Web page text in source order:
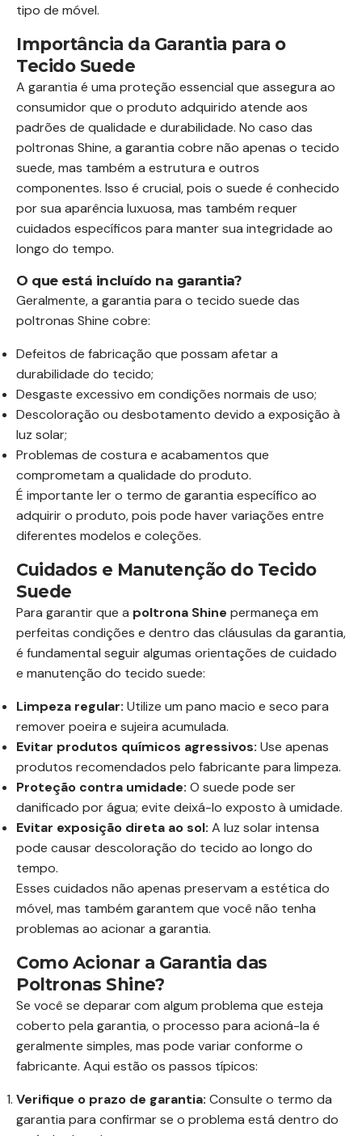
tipo de móvel.
Importância da Garantia para o
Tecido Suede
A garantia é uma proteção essencial que assegura ao
consumidor que o produto adquirido atende aos
padrões de qualidade e durabilidade. No caso das
poltronas Shine, a garantia cobre não apenas o tecido
suede, mas também a estrutura e outros
componentes. Isso é crucial, pois o suede é conhecido
por sua aparência luxuosa, mas também requer
cuidados específicos para manter sua integridade ao
longo do tempo.
O que está incluído na garantia?
Geralmente, a garantia para o tecido suede das
poltronas Shine cobre:
Defeitos de fabricação que possam afetar a
durabilidade do tecido;
Desgaste excessivo em condições normais de uso;
Descoloração ou desbotamento devido a exposição à
luz solar;
Problemas de costura e acabamentos que
comprometam a qualidade do produto.
É importante ler o termo de garantia específico ao
adquirir o produto, pois pode haver variações entre
diferentes modelos e coleções.
Cuidados e Manutenção do Tecido
Suede
Para garantir que a poltrona Shine permaneça em
perfeitas condições e dentro das cláusulas da garantia,
é fundamental seguir algumas orientações de cuidado
e manutenção do tecido suede:
Limpeza regular: Utilize um pano macio e seco para
remover poeira e sujeira acumulada.
Evitar produtos químicos agressivos: Use apenas
produtos recomendados pelo fabricante para limpeza.
Proteção contra umidade: O suede pode ser
danificado por água; evite deixá-lo exposto à umidade.
Evitar exposição direta ao sol: A luz solar intensa
pode causar descoloração do tecido ao longo do
tempo.
Esses cuidados não apenas preservam a estética do
móvel, mas também garantem que você não tenha
problemas ao acionar a garantia.
Como Acionar a Garantia das
Poltronas Shine?
Se você se deparar com algum problema que esteja
coberto pela garantia, o processo para acioná-la é
geralmente simples, mas pode variar conforme o
fabricante. Aqui estão os passos típicos:
Verifique o prazo de garantia: Consulte o termo da
garantia para confirmar se o problema está dentro do